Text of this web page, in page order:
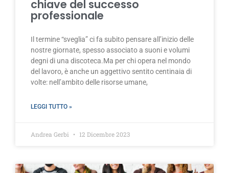
chiave del successo
professionale
Il termine “sveglia” ci fa subito pensare all’inizio delle
nostre giornate, spesso associato a suoni e volumi
degni di una discoteca.Ma per chi opera nel mondo
del lavoro, è anche un aggettivo sentito centinaia di
volte: nell’ambito delle risorse umane,
LEGGI TUTTO »
Andrea Gerbi 12 Dicembre 2023